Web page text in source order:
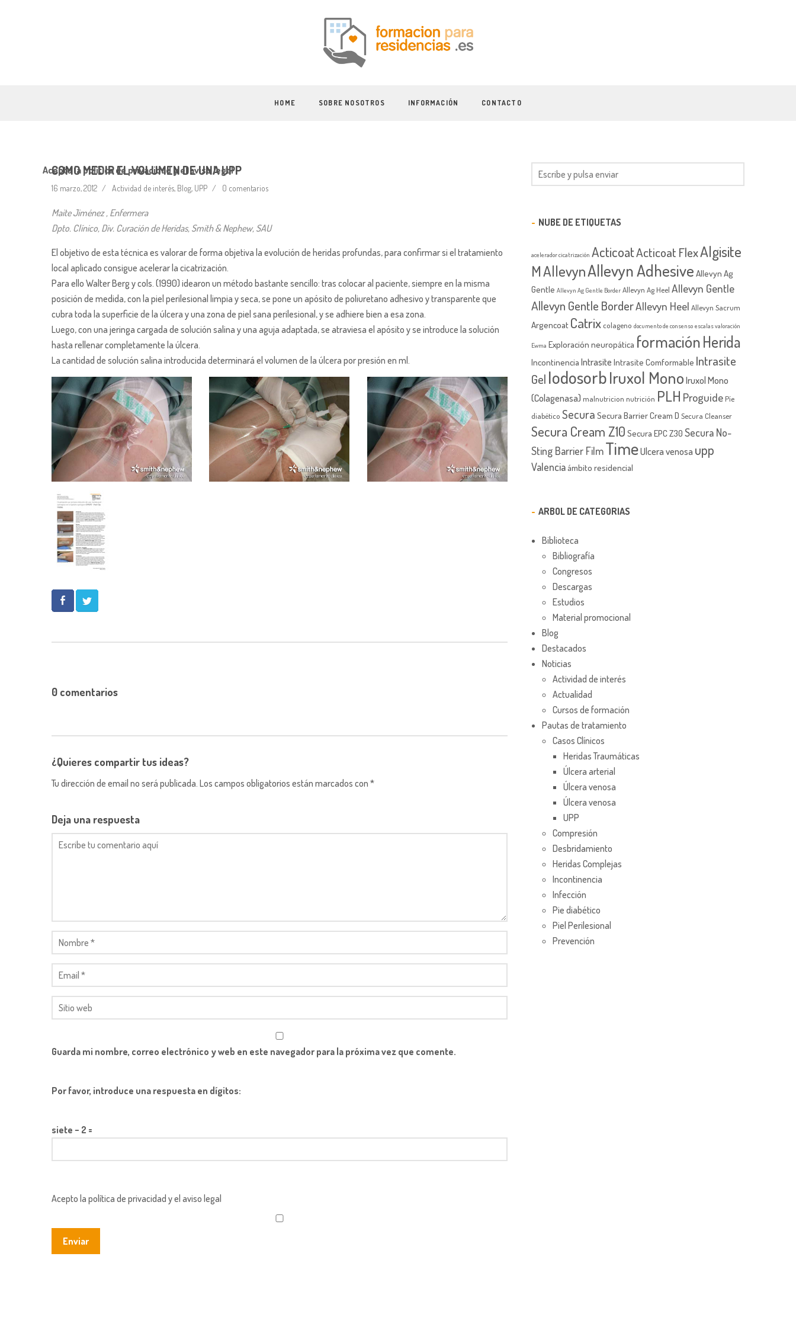
HOME SOBRE NOSOTROS INFORMACIÓN CONTACTO
COMO MEDIR EL VOLUMEN DE UNA UPP
16 marzo, 2012 Actividad de interés, Blog, UPP 0 comentarios
Maite Jiménez , Enfermera
Dpto. Clínico, Div. Curación de Heridas, Smith & Nephew, SAU
El objetivo de esta técnica es valorar de forma objetiva la evolución de heridas profundas, para confirmar si el tratamiento
local aplicado consigue acelerar la cicatrización.
Para ello Walter Berg y cols. (1990) idearon un método bastante sencillo: tras colocar al paciente, siempre en la misma
posición de medida, con la piel perilesional limpia y seca, se pone un apósito de poliuretano adhesivo y transparente que
cubra toda la superficie de la úlcera y una zona de piel sana perilesional, y se adhiere bien a esa zona.
Luego, con una jeringa cargada de solución salina y una aguja adaptada, se atraviesa el apósito y se introduce la solución
hasta rellenar completamente la úlcera.
La cantidad de solución salina introducida determinará el volumen de la úlcera por presión en ml.
0 comentarios
¿Quieres compartir tus ideas?
Tu dirección de email no será publicada. Los campos obligatorios están marcados con *
Deja una respuesta
Guarda mi nombre, correo electrónico y web en este navegador para la próxima vez que comente.
Por favor, introduce una respuesta en dígitos:
siete − 2 =
Acepto la política de privacidad y el aviso legal
Acepto la política de privacidad y el aviso legal
NUBE DE ETIQUETAS
acelerador cicatrización ActicoatActicoat FlexAlgisite
MAllevynAllevyn Adhesive Allevyn Ag
Gentle Allevyn Ag Gentle Border Allevyn Ag Heel Allevyn Gentle
Allevyn Gentle BorderAllevyn Heel Allevyn Sacrum
Argencoat Catrix colageno documento de consenso escalas valoración
Ewma Exploración neuropática formaciónHerida
Incontinencia Intrasite Intrasite Comformable Intrasite
Gel IodosorbIruxol MonoIruxol Mono
(Colagenasa) malnutricion nutrición PLH Proguide Píe
diabético Secura Secura Barrier Cream D Secura Cleanser
Secura Cream Z10 Secura EPC Z30 Secura No-
Sting Barrier FilmTimeUlcera venosa upp
Valenciaámbito residencial
ARBOL DE CATEGORIAS
Biblioteca
Bibliografía
Congresos
Descargas
Estudios
Material promocional
Blog
Destacados
Noticias
Actividad de interés
Actualidad
Cursos de formación
Pautas de tratamiento
Casos Clínicos
Heridas Traumáticas
Úlcera arterial
Úlcera venosa
Úlcera venosa
UPP
Compresión
Desbridamiento
Heridas Complejas
Incontinencia
Infección
Pie diabético
Piel Perilesional
Prevención